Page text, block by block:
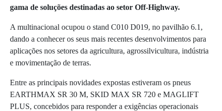
gama de soluções destinadas ao setor Off-Highway.
A multinacional ocupou o stand C010 D019, no pavilhão 6.1,
dando a conhecer os seus mais recentes desenvolvimentos para
aplicações nos setores da agricultura, agrossilvicultura, indústria
e movimentação de terras.
Entre as principais novidades expostas estiveram os pneus
EARTHMAX SR 30 M, SKID MAX SR 720 e MAGLIFT
PLUS, concebidos para responder a exigências operacionais